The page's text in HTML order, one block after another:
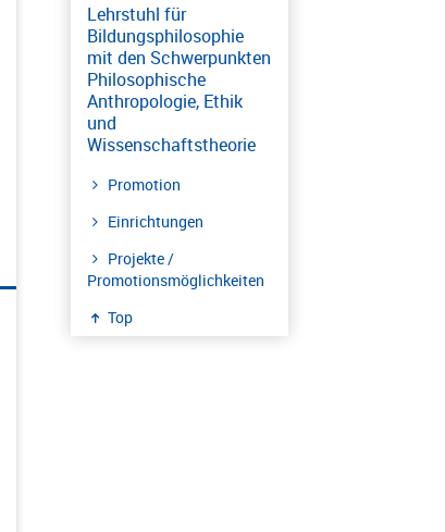
Lehrstuhl für
Bildungsphilosophie
mit den Schwerpunkten
Philosophische
Anthropologie, Ethik
und
Wissenschaftstheorie
Promotion
Einrichtungen
Projekte /
Promotionsmöglichkeiten
Top